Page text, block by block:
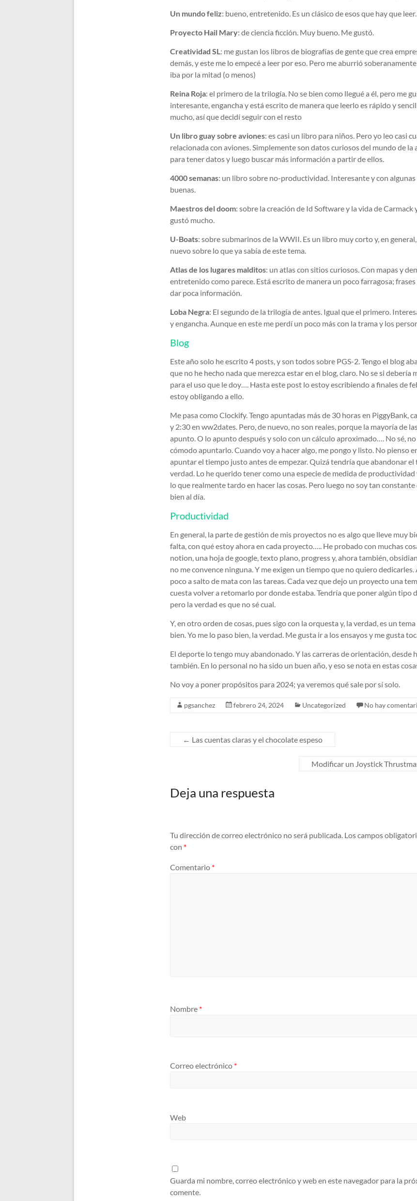
Un mundo feliz: bueno, entretenido. Es un clásico de esos que hay que leer.
Proyecto Hail Mary: de ciencia ficción. Muy bueno. Me gustó.
Creatividad SL: me gustan los libros de biografías de gente que crea
demás, y este me lo empecé a leer por eso. Pero me aburrió
iba por la mitad (o menos)
Reina Roja: el primero de la trilogía. No se bien como llegué a él, pero me
interesante, engancha y está escrito de manera que leerlo es rápido y
mucho, así que decidí seguir con el resto
Un libro guay sobre aviones: es casi un libro para niños. Pero yo leo casi
relacionada con aviones. Simplemente son datos curiosos del mundo de la
para tener datos y luego buscar más información a partir de ellos.
4000 semanas: un libro sobre no-productividad. Interesante y con algunas
buenas.
Maestros del doom: sobre la creación de Id Software y la vida de Carmack
gustó mucho.
U-Boats: sobre submarinos de la WWII. Es un libro muy corto y, en
nuevo sobre lo que ya sabía de este tema.
Atlas de los lugares malditos: un atlas con sitios curiosos. Con mapas y
entretenido como parece. Está escrito de manera un poco farragosa;
dar poca información.
Loba Negra: El segundo de la trilogía de antes. Igual que el primero.
y engancha. Aunque en este me perdí un poco más con la trama y los
Blog
Este año solo he escrito 4 posts, y son todos sobre PGS-2. Tengo el blog
que no he hecho nada que merezca estar en el blog, claro. No se si debería
para el uso que le doy…. Hasta este post lo estoy escribiendo a finales de
estoy obligando a ello.
Me pasa como Clockify. Tengo apuntadas más de 30 horas en PiggyBank,
y 2:30 en ww2dates. Pero, de nuevo, no son reales, porque la mayoría de
apunto. O lo apunto después y solo con un cálculo aproximado…. No sé,
cómodo apuntarlo. Cuando voy a hacer algo, me pongo y listo. No pienso
apuntar el tiempo justo antes de empezar. Quizá tendría que abandonar el
verdad. Lo he querido tener como una especie de medida de
lo que realmente tardo en hacer las cosas. Pero luego no soy tan
bien al día.
Productividad
En general, la parte de gestión de mis proyectos no es algo que lleve muy
falta, con qué estoy ahora en cada proyecto….. He probado con muchas
notion, una hoja de google, texto plano, progress y, ahora también,
no me convence ninguna. Y me exigen un tiempo que no quiero dedicarles.
poco a salto de mata con las tareas. Cada vez que dejo un proyecto una
cuesta volver a retomarlo por donde estaba. Tendría que poner algún tipo
pero la verdad es que no sé cual.
Y, en otro orden de cosas, pues sigo con la orquesta y, la verdad, es un
bien. Yo me lo paso bien, la verdad. Me gusta ir a los ensayos y me gusta
El deporte lo tengo muy abandonado. Y las carreras de orientación, desde
también. En lo personal no ha sido un buen año, y eso se nota en estas
No voy a poner propósitos para 2024; ya veremos qué sale por sí solo.
pgsanchez febrero 24, 2024 Uncategorized No hay
← Las cuentas claras y el chocolate espeso
Modificar un Joystick
Deja una respuesta
Tu dirección de correo electrónico no será publicada. Los campos
con *
Comentario *
Nombre *
Correo electrónico *
Web
Guarda mi nombre, correo electrónico y web en este navegador para la
comente.